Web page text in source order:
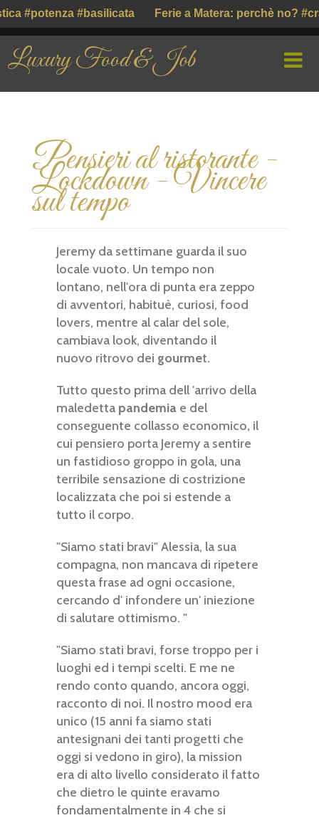
#potenza #basilicata Ferie a Matera: perchè no?
Luxury Food & Job
PROFILE COMPANY
PARLIAMO DI
GUSTO ITALIANO ( ІТАЛІЙСЬКИЙ СМАК )
Pensieri al ristorante -
Lockdown - Vincere
sul tempo
Jeremy da settimane guarda il suo
locale vuoto. Un tempo non
lontano, nell'ora di punta era zeppo
di avventori, habituè, curiosi, food
lovers, mentre al calar del sole,
cambiava look, diventando il
nuovo ritrovo dei gourmet.
Tutto questo prima dell 'arrivo della
maledetta pandemia e del
conseguente collasso economico, il
cui pensiero porta Jeremy a sentire
un fastidioso groppo in gola, una
terribile sensazione di costrizione
localizzata che poi si estende a
tutto il corpo.
"Siamo stati bravi" Alessia, la sua
compagna, non mancava di ripetere
questa frase ad ogni occasione,
cercando d' infondere un' iniezione
di salutare ottimismo. "
"Siamo stati bravi, forse troppo per i
luoghi ed i tempi scelti. E me ne
rendo conto quando, ancora oggi,
racconto di noi. Il nostro mood era
unico (15 anni fa siamo stati
antesignani dei tanti progetti che
oggi si vedono in giro), la mission
era di alto livello considerato il fatto
che dietro le quinte eravamo
fondamentalmente in 4 che si